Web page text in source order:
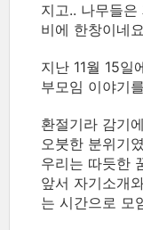
지고.. 나무들
비에 한창이네
지난 11월 15일
부모임 이야기
환절기라 감기
오붓한 분위기
우리는 따듯한
앞서 자기소개
는 시간으로 모